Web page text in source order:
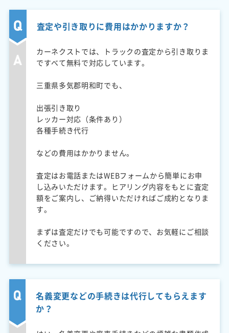
査定や引き取りに費用はかかりますか？
カーネクストでは、トラックの査定から引き取りま
ですべて無料で対応しています。
三重県多気郡明和町でも、
出張引き取り
レッカー対応（条件あり）
各種手続き代行
などの費用はかかりません。
査定はお電話またはWEBフォームから簡単にお申
し込みいただけます。ヒアリング内容をもとに査定
額をご案内し、ご納得いただければご成約となりま
す。
まずは査定だけでも可能ですので、お気軽にご相談
ください。
名義変更などの手続きは代行してもらえます
か？